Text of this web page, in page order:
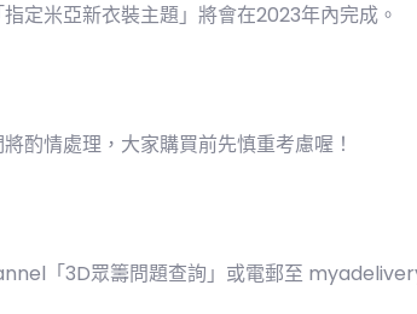
定米亞新衣裝主題」將會在2023年內完成。
酌情處理，大家購買前先慎重考慮喔！
「3D眾籌問題查詢」或電郵至